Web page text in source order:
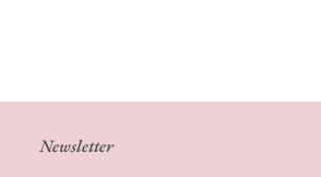
Newsletter